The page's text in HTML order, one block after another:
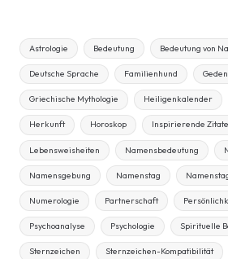
Astrologie Bedeutung Bedeutung von
Deutsche Sprache Familienhund
Griechische Mythologie Heiligenkalender
Herkunft Horoskop Inspirierende Zitate
Lebensweisheiten Namensbedeutung
Namensgebung Namenstag
Numerologie Partnerschaft
Psychoanalyse Psychologie Spirituelle
Sternzeichen Sternzeichen-Kompatibilität